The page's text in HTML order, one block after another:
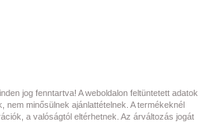
jog fenntartva! A weboldalon feltüntetett adatok
nem minősülnek ajánlattételnek. A termékeknél
a valóságtól eltérhetnek. Az árváltozás jogát